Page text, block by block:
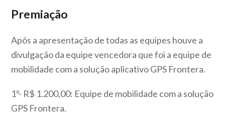
Premiação
Após a apresentação de todas as equipes houve a
divulgação da equipe vencedora que foi a equipe de
mobilidade com a solução aplicativo GPS Frontera.
1º- R$ 1.200,00: Equipe de mobilidade com a solução
GPS Frontera.